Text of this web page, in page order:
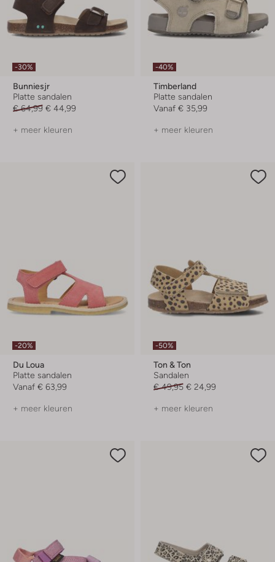
-30%
Bunniesjr
Platte sandalen
€ 64,99 € 44,99
+ meer kleuren
-40%
Timberland
Platte sandalen
Vanaf € 35,99
+ meer kleuren
-20%
Du Loua
Platte sandalen
Vanaf € 63,99
+ meer kleuren
-50%
Ton & Ton
Sandalen
€ 49,95 € 24,99
+ meer kleuren